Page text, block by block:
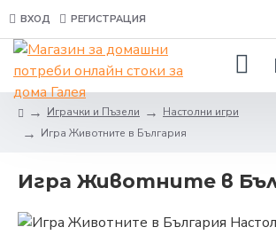
ВХОД РЕГИСТРАЦИЯ
Играчки и Пъзели
Настолни игри
Игра Животните в България
Игра Животните в